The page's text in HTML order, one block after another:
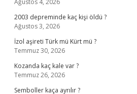
Ağustos 4, 2026
2003 depreminde kaç kişi öldü ?
Ağustos 3, 2026
İzol aşireti Türk mü Kürt mü ?
Temmuz 30, 2026
Kozanda kaç kale var ?
Temmuz 26, 2026
Semboller kaça ayrılır ?